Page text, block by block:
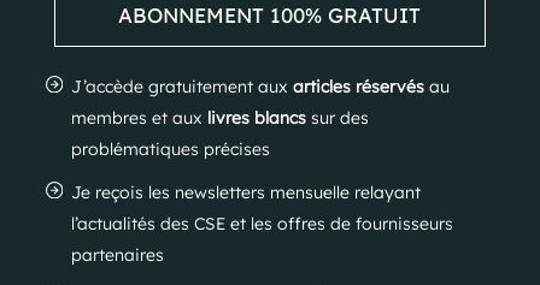
ABONNEMENT 100% GRATUIT
J’accède gratuitement aux articles réservésau
membres et aux livres blancssur des
problématiques précises
Je reçois les newsletters mensuelle relayant
l’actualités des CSE et les offres de fournisseurs
partenaires